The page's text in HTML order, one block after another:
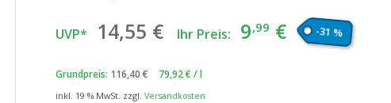
UVP* 14,55 € Ursprünglicher
Preis
war:
14,55
Ihr Preis: 9,99 € Aktueller
Preis
-31 %
Grundpreis: 116,40 € 79,92€ /l
inkl. 19 % MwSt. zzgl. Versandkosten